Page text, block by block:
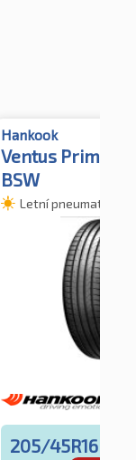
Hankook
Ventus Prime 4
BSW
Letní pneumatiky
205/45R16